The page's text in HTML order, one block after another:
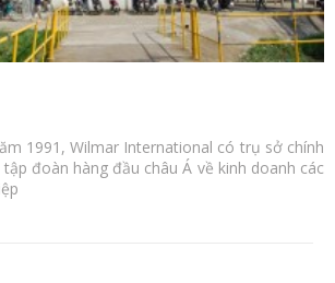
1991, Wilmar International có trụ sở chính
đoàn hàng đầu châu Á về kinh doanh các